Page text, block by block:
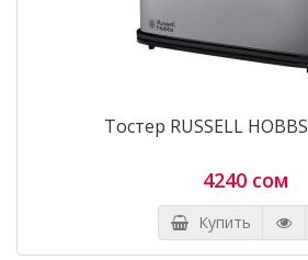
Тостер RUSSELL
4240 сом
Купить